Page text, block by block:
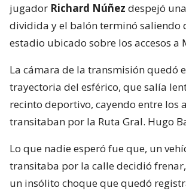
jugador Richard Núñez despejó
dividida y el balón terminó saliendo
estadio ubicado sobre los accesos a
La cámara de la transmisión quedó
trayectoria del esférico, que salía
recinto deportivo, cayendo entre los
transitaban por la Ruta Gral. Hugo
Lo que nadie esperó fue que, un
transitaba por la calle decidió
un insólito choque que quedó